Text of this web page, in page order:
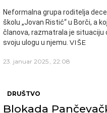
Neformalna grupa roditelja
školu „Jovan Ristić“ u Borči, a
članova, razmatrala je situaciju
svoju ulogu u njemu. VIŠE
23. januar 2025., 22:08
DRUŠTVO
Blokada